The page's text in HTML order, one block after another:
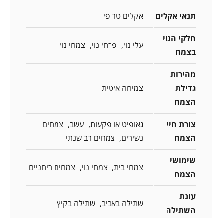
תנאי אקלים אקלים טרופי
חלקי הנוי
בצמח
עלי נוי פרחי נוי צמחי נוי
מהירות
גדילת
הצמח
צמיחה איטית
צורת חיי
הצמח
גאופיט או פקעות עשב
צמחים
נשירים
צמחים רב שנתי
שימושי
הצמח
צמחי בית צמחי נוי צמחים ריחניים
עונת
השתילה
שתילה באביב שתילה בקיץ